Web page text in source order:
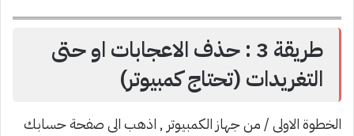
طريقة 3 : حذف الاعجابات او حتى
التغريدات (تحتاج كمبيوتر)
الخطوة الاولى / من جهاز الكمبيوتر , اذهب الى صفحة حسابك